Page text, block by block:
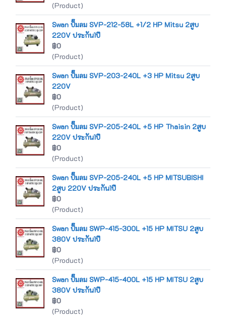
(Product)
Swan ปั๊มลม SVP-212-58L +1/2 HP Mitsu 2สูบ
220V ประกัน1ปี
฿0
(Product)
Swan ปั๊มลม SVP-203-240L +3 HP Mitsu 2สูบ
220V
฿0
(Product)
Swan ปั๊มลม SVP-205-240L +5 HP Thaisin 2สูบ
220V ประกัน1ปี
฿0
(Product)
Swan ปั๊มลม SVP-205-240L +5 HP MITSUBISHI
2สูบ 220V ประกัน1ปี
฿0
(Product)
Swan ปั๊มลม SWP-415-300L +15 HP MITSU 2สูบ
380V ประกัน1ปี
฿0
(Product)
Swan ปั๊มลม SWP-415-400L +15 HP MITSU 2สูบ
380V ประกัน1ปี
฿0
(Product)